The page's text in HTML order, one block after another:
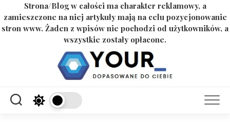
Strona/Blog w całości ma charakter reklamowy, a
zamieszczone na niej artykuły mają na celu pozycjonowanie
stron www. Żaden z wpisów nie pochodzi od użytkowników, a
wszystkie zostały opłacone.